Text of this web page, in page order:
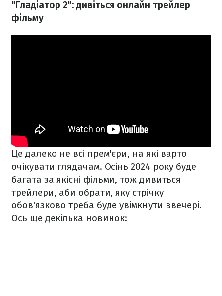
"Гладіатор 2": дивіться онлайн трейлер
фільму
Це далеко не всі прем'єри, на які варто
очікувати глядачам. Осінь 2024 року буде
багата за якісні фільми, тож дивиться
трейлери, аби обрати, яку стрічку
обов'язково треба буде увімкнути ввечері.
Ось ще декілька новинок: